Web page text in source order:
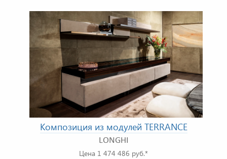
Композиция из модулей TERRANCE
LONGHI
Цена 1 474 486 руб.*